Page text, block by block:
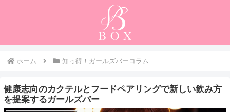
ホーム 知っ得！ガールズバーコラム
健康志向のカクテルとフードペアリングで新しい飲み方
を提案するガールズバー